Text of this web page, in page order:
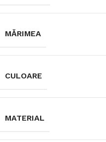
MĂRIMEA
CULOARE
MATERIAL